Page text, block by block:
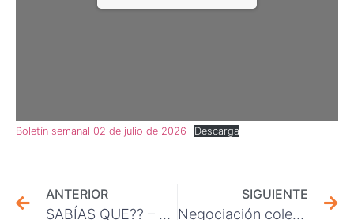
Boletín semanal 02 de julio de 2026 Descarga
ANTERIOR
SABÍAS QUE?? – FECHAS CLAVES PARA LAS NEGOCIACIONES COLECTIVAS
SIGUIENTE
Negociación colectiva: La respuesta del empleador y el inicio del diálogo formal